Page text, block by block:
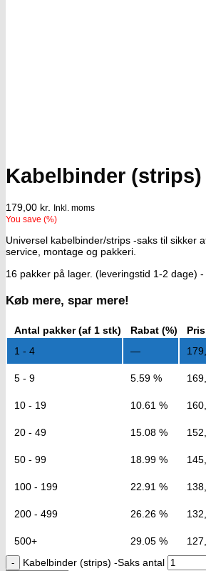
Kabelbinder (strips)
179,00 kr.
Inkl. moms
You save (%)
Universel kabelbinder/strips -saks til sikker
service, montage og pakkeri.
16 pakker på lager. (leveringstid 1-2 dage)
Køb mere, spar mere!
Antal pakker (af 1 stk) Rabat (%)
1 - 4
—
5 - 9 5.59 %
10 - 19 10.61 %
20 - 49 15.08 %
50 - 99 18.99 %
100 - 199 22.91 %
200 - 499 26.26 %
500+ 29.05 %
Kabelbinder (strips) -Saks antal